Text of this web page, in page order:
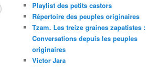
Playlist des petits castors
Répertoire des peuples originaires
Tzam. Les treize graines zapatistes :
Conversations depuis les peuples
originaires
Victor Jara